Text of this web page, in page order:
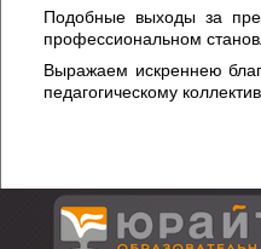
Подобные выходы за
профессиональном
Выражаем искреннею
педагогическому